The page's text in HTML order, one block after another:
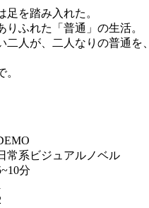
足を踏み入れた。
りふれた「普通」の生活。
二人が、二人なりの普通を
常系ビジュアルノベル
分